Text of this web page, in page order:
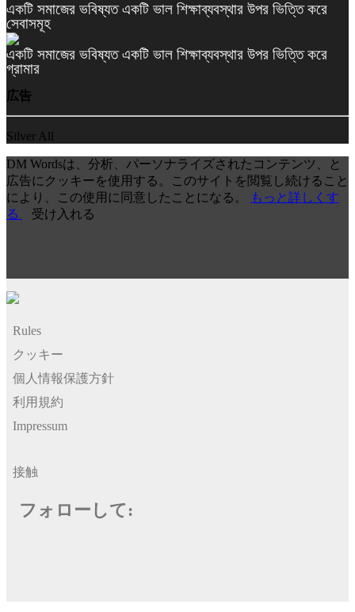
একটি সমাজের ভবিষ্যত একটি ভাল শিক্ষাব্যবস্থার উপর ভিত্তি করে
সেবাসমূহ
একটি সমাজের ভবিষ্যত একটি ভাল শিক্ষাব্যবস্থার উপর ভিত্তি করে
গ্রামার
広告
Silver All
DM Wordsは、分析、パーソナライズされたコンテンツ、と
広告にクッキーを使用する。このサイトを閲覧し続けること
により、この使用に同意したことになる。
もっと詳しくす
る
受け入れる
Rules
クッキー
個人情報保護方針
利用規約
Impressum
接触
フォローして: